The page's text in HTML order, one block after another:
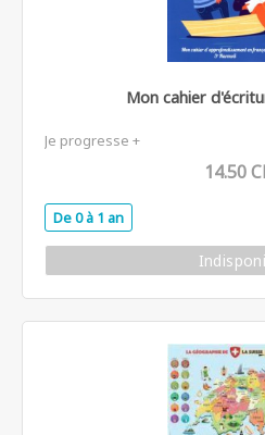
Mon cahier
Je progresse +
14.50
De 0 à 1 an